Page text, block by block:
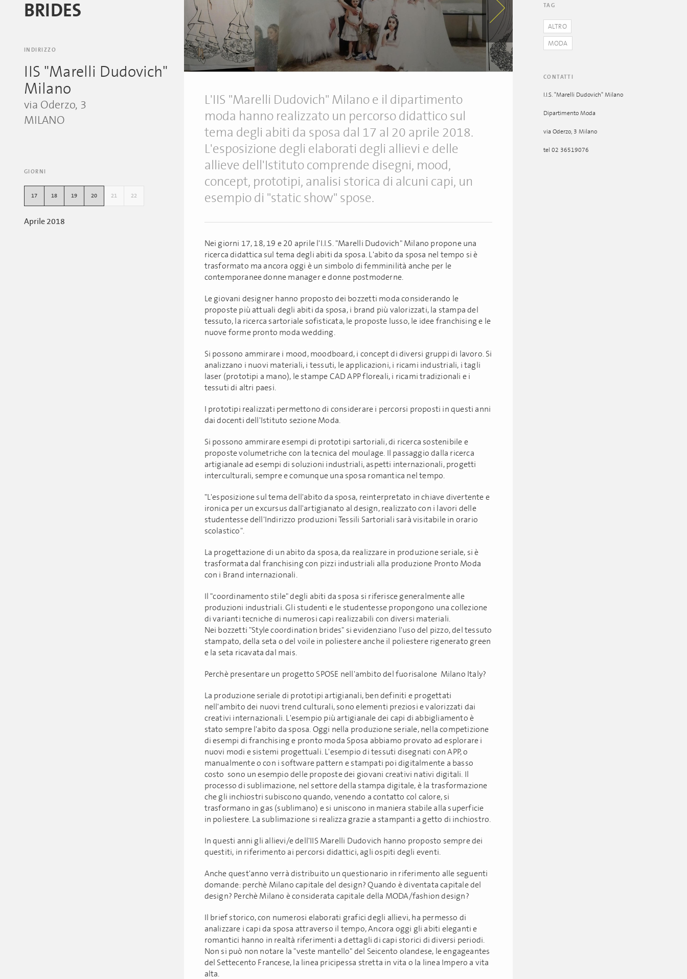
BRIDES
INDIRIZZO
IIS "Marelli Dudovich"
Milano
via Oderzo, 3
MILANO
GIORNI
17 18 19 20 21 22
Aprile 2018
L'IIS "Marelli Dudovich" Milano e il dipartimento
moda hanno realizzato un percorso didattico sul
tema degli abiti da sposa dal 17 al 20 aprile 2018.
L'esposizione degli elaborati degli allievi e delle
allieve dell'Istituto comprende disegni, mood,
concept, prototipi, analisi storica di alcuni capi, un
esempio di "static show" spose.
Nei giorni 17, 18, 19 e 20 aprile l'I.I.S. "Marelli Dudovich" Milano propone una
ricerca didattica sul tema degli abiti da sposa. L'abito da sposa nel tempo si è
trasformato ma ancora oggi è un simbolo di femminilità anche per le
contemporanee donne manager e donne postmoderne.
Le giovani designer hanno proposto dei bozzetti moda considerando le
proposte più attuali degli abiti da sposa, i brand più valorizzati, la stampa del
tessuto, la ricerca sartoriale sofisticata, le proposte lusso, le idee franchising e le
nuove forme pronto moda wedding.
Si possono ammirare i mood, moodboard, i concept di diversi gruppi di lavoro. Si
analizzano i nuovi materiali, i tessuti, le applicazioni, i ricami industriali, i tagli
laser (prototipi a mano), le stampe CAD APP floreali, i ricami tradizionali e i
tessuti di altri paesi.
I prototipi realizzati permettono di considerare i percorsi proposti in questi anni
dai docenti dell'Istituto sezione Moda.
Si possono ammirare esempi di prototipi sartoriali, di ricerca sostenibile e
proposte volumetriche con la tecnica del moulage. Il passaggio dalla ricerca
artigianale ad esempi di soluzioni industriali, aspetti internazionali, progetti
interculturali, sempre e comunque una sposa romantica nel tempo.
"L'esposizione sul tema dell'abito da sposa, reinterpretato in chiave divertente e
ironica per un excursus dall'artigianato al design, realizzato con i lavori delle
studentesse dell'Indirizzo produzioni Tessili Sartoriali sarà visitabile in orario
scolastico".
La progettazione di un abito da sposa, da realizzare in produzione seriale, si è
trasformata dal franchising con pizzi industriali alla produzione Pronto Moda
con i Brand internazionali.
Il "coordinamento stile" degli abiti da sposa si riferisce generalmente alle
produzioni industriali. Gli studenti e le studentesse propongono una collezione
di varianti tecniche di numerosi capi realizzabili con diversi materiali.
Nei bozzetti "Style coordination brides" si evidenziano l'uso del pizzo, del tessuto
stampato, della seta o del voile in poliestere anche il poliestere rigenerato green
e la seta ricavata dal mais.
Perchè presentare un progetto SPOSE nell'ambito del fuorisalone Milano Italy?
La produzione seriale di prototipi artigianali, ben definiti e progettati
nell'ambito dei nuovi trend culturali, sono elementi preziosi e valorizzati dai
creativi internazionali. L'esempio più artigianale dei capi di abbigliamento è
stato sempre l'abito da sposa. Oggi nella produzione seriale, nella competizione
di esempi di franchising e pronto moda Sposa abbiamo provato ad esplorare i
nuovi modi e sistemi progettuali. L'esempio di tessuti disegnati con APP, o
manualmente o con i software pattern e stampati poi digitalmente a basso
costo sono un esempio delle proposte dei giovani creativi nativi digitali. Il
processo di sublimazione, nel settore della stampa digitale, è la trasformazione
che gli inchiostri subiscono quando, venendo a contatto col calore, si
trasformano in gas (sublimano) e si uniscono in maniera stabile alla superficie
in poliestere. La sublimazione si realizza grazie a stampanti a getto di inchiostro.
In questi anni gli allievi/e dell'IIS Marelli Dudovich hanno proposto sempre dei
questiti, in riferimento ai percorsi didattici, agli ospiti degli eventi.
Anche quest'anno verrà distribuito un questionario in riferimento alle seguenti
domande: perchè Milano capitale del design? Quando è diventata capitale del
design? Perchè Milano è considerata capitale della MODA/fashion design?
Il brief storico, con numerosi elaborati grafici degli allievi, ha permesso di
analizzare i capi da sposa attraverso il tempo, Ancora oggi gli abiti eleganti e
romantici hanno in realtà riferimenti a dettagli di capi storici di diversi periodi.
Non si può non notare la "veste mantello" del Seicento olandese, le engageantes
del Settecento Francese, la linea pricipessa stretta in vita o la linea Impero a vita
alta.
TAG
ALTRO
MODA
CONTATTI
I.I.S. "Marelli Dudovich" Milano
Dipartimento Moda
via Oderzo, 3 Milano
tel 02 36519076